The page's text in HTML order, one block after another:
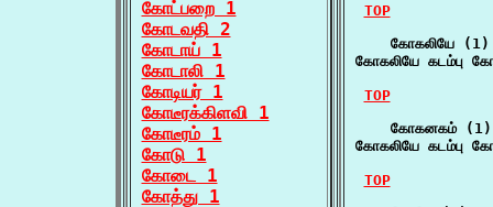
கோட்பறை 1
கோடவதி 2
கோடாய் 1
கோடாலி 1
கோடியர் 1
கோடீரக்கிளவி 1
கோடீரம் 1
கோடு 1
கோடை 1
கோத்து 1
TOP
    கோகலியே (1)
கோகலியே கடம்பு
TOP
    கோகனகம் (1)
கோகலியே கடம்பு
TOP